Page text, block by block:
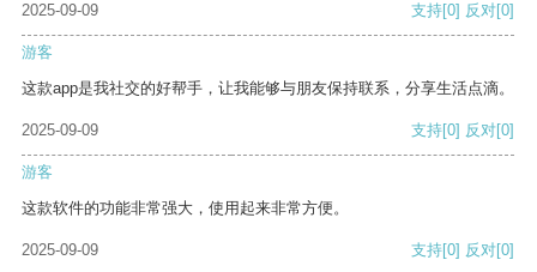
2025-09-09
支持[0] 反对[0]
游客
这款app是我社交的好帮手，让我能够与朋友保持联系，分享生活点滴。
2025-09-09 支持[0] 反对[0]
游客
这款软件的功能非常强大，使用起来非常方便。
2025-09-09 支持[0] 反对[0]